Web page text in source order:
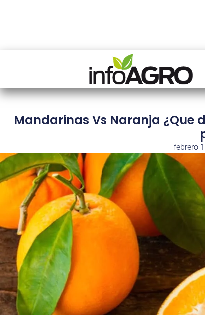
Mandarinas Vs Naranja ¿Que
febrero